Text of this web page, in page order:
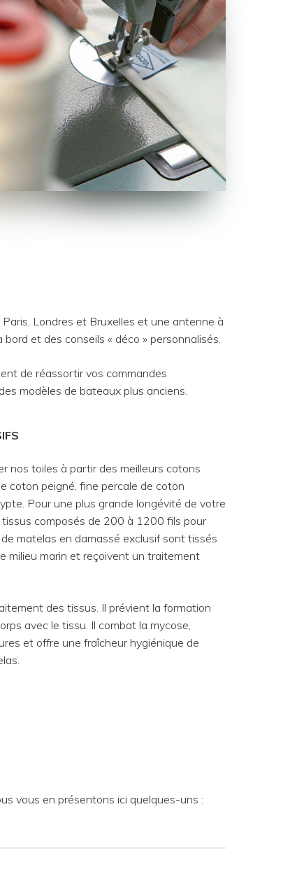
Londres et Bruxelles et une antenne à
et des conseils « déco » personnalisés.
de réassortir vos commandes
modèles de bateaux plus anciens.
nos toiles à partir des meilleurs cotons
coton peigné, fine percale de coton
Pour une plus grande longévité de votre
composés de 200 à 1200 fils pour
matelas en damassé exclusif sont tissés
milieu marin et reçoivent un traitement
des tissus. Il prévient la formation
avec le tissu. Il combat la mycose,
et offre une fraîcheur hygiénique de
vous en présentons ici quelques-uns :